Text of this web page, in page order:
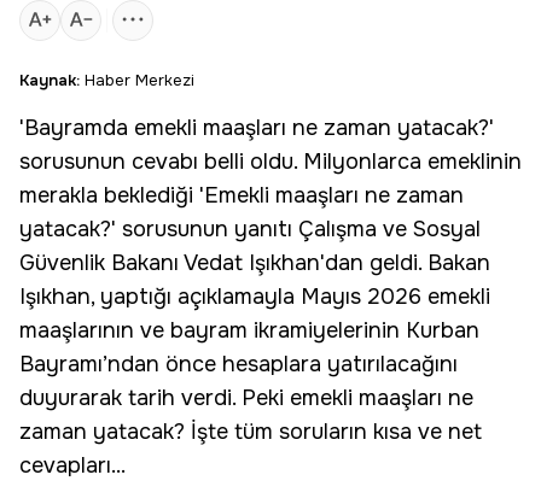
Kaynak: Haber Merkezi
'Bayramda emekli maaşları ne zaman yatacak?'
sorusunun cevabı belli oldu. Milyonlarca emeklinin
merakla beklediği 'Emekli maaşları ne zaman
yatacak?' sorusunun yanıtı Çalışma ve Sosyal
Güvenlik Bakanı Vedat Işıkhan'dan geldi. Bakan
Işıkhan, yaptığı açıklamayla Mayıs 2026 emekli
maaşlarının ve bayram ikramiyelerinin Kurban
Bayramı’ndan önce hesaplara yatırılacağını
duyurarak tarih verdi. Peki emekli maaşları ne
zaman yatacak? İşte tüm soruların kısa ve net
cevapları...